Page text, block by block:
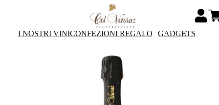
I NOSTRI VINICONFEZIONI REGALO GADGETS